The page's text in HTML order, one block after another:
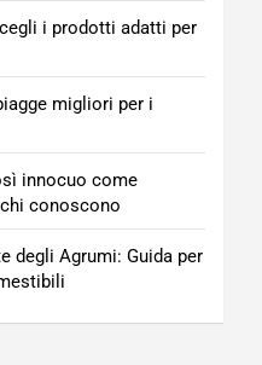
i prodotti adatti per
migliori per i
innocuo come
conoscono
degli Agrumi: Guida per